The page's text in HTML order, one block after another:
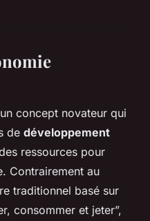
concept novateur qui
de développement
ressources pour
Contrairement au
traditionnel basé sur
consommer et jeter”,